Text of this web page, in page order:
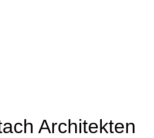
Architekten